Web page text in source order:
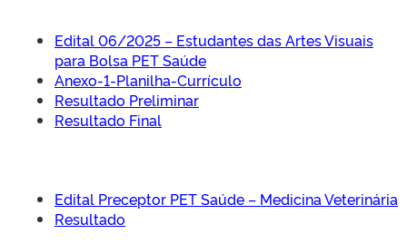
Edital 06/2025 – Estudantes das Artes Visuais
para Bolsa PET Saúde
Anexo-1-Planilha-Currículo
Resultado Preliminar
Resultado Final
Edital Preceptor PET Saúde – Medicina Veterinária
Resultado